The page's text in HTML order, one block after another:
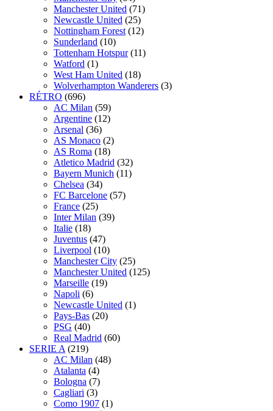
Manchester United (71)
Newcastle United (25)
Nottingham Forest (12)
Sunderland (10)
Tottenham Hotspur (11)
Watford (1)
West Ham United (18)
Wolverhampton Wanderers (3)
RÉTRO (696)
AC Milan (59)
Argentine (12)
Arsenal (36)
AS Monaco (2)
AS Roma (18)
Atletico Madrid (32)
Bayern Munich (11)
Chelsea (34)
FC Barcelone (57)
France (25)
Inter Milan (39)
Italie (18)
Juventus (47)
Liverpool (10)
Manchester City (25)
Manchester United (125)
Marseille (19)
Napoli (6)
Newcastle United (1)
Pays-Bas (20)
PSG (40)
Real Madrid (60)
SERIE A (219)
AC Milan (48)
Atalanta (4)
Bologna (7)
Cagliari (3)
Como 1907 (1)